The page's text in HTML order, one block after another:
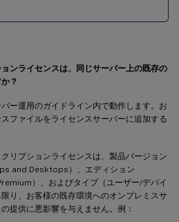
ンライセンスは、同じサーバー上の既存の
？
ー運用のガイドライン内で動作します。お
ファイルをライセンスサーバーに追加する
リプションライセンスは、製品バージョン
and Desktops）、エディション
）、およびタイプ（ユーザー/デバイ
り、お客様の既存環境へのオンプレミスサ
提供に悪影響を与えません。例：